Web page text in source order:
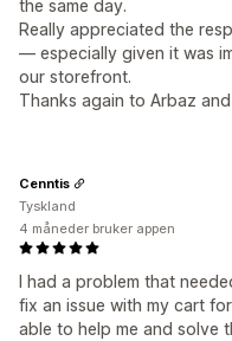
the same day.
Really appreciated the
— especially given it was
our storefront.
Thanks again to Arbaz
I had a problem that
fix an issue with my cart
able to help me and solve
Cenntis
Tyskland
4 måneder bruker appen